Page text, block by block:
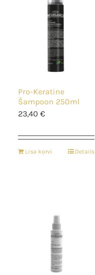
Pro-Keratine
Šampoon 250ml
23,40 €
Lisa korvi Details